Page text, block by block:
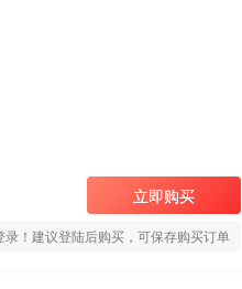
立即购买
录！建议登陆后购买，可保存购买订单